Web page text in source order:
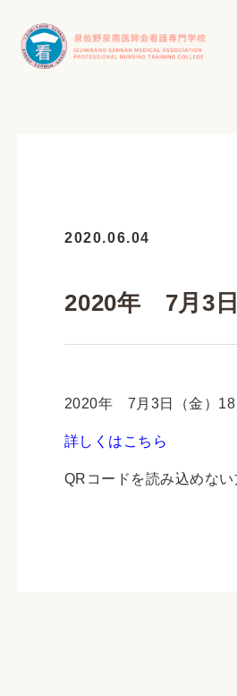
2020.06.04
2020年 7月3
2020年 7月3日（金）18
詳しくはこちら
QRコードを読み込めない